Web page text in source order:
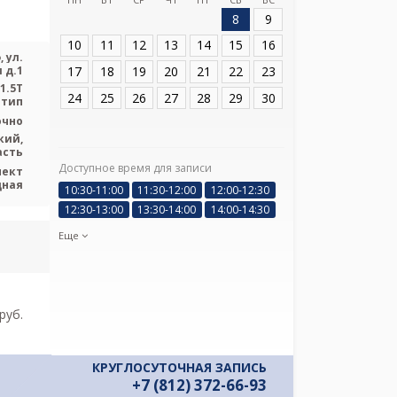
ул.
д.1
8
9
10
11 12 13 14 15
16
17
18 19 20 21 22
23
24
25 26 27 28 29 30
Доступное время для записи
10:30-11:00
11:30-12:00
12:00-12:30
12:30-13:00
13:30-14:00 14:00-14:30
Еще
КРУГЛОСУТОЧНАЯ ЗАПИСЬ
+7 (812) 372-66-93